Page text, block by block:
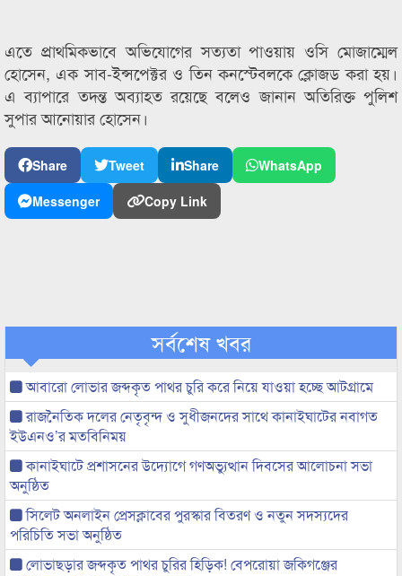
এতে প্রাথমিকভাবে অভিযোগের সত্যতা পাওয়ায় ওসি মোজাম্মেল
হোসেন, এক সাব-ইন্সপেক্টর ও তিন কনস্টেবলকে ক্লোজড করা হয়।
এ ব্যাপারে তদন্ত অব্যাহত রয়েছে বলেও জানান অতিরিক্ত পুলিশ
সুপার আনোয়ার হোসেন।
Share Tweet Share
WhatsApp
Messenger
Copy Link
সর্বশেষ খবর
আবারো লোভার জব্দকৃত পাথর চুরি করে নিয়ে যাওয়া হচ্ছে আটগ্রামে
রাজনৈতিক দলের নেতৃবৃন্দ ও সুধীজনদের সাথে কানাইঘাটের নবাগত
ইউএনও’র মতবিনিময়
কানাইঘাটে প্রশাসনের উদ্যোগে গণঅভ্যুত্থান দিবসের আলোচনা সভা
অনুষ্ঠিত
সিলেট অনলাইন প্রেসক্লাবের পুরস্কার বিতরণ ও নতুন সদস্যদের
পরিচিতি সভা অনুষ্ঠিত
লোভাছড়ার জব্দকৃত পাথর চুরির হিড়িক! বেপরোয়া জকিগঞ্জের